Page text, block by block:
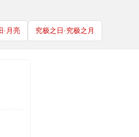
·月亮 究极之日·究极之月